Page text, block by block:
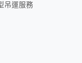
吊運服務